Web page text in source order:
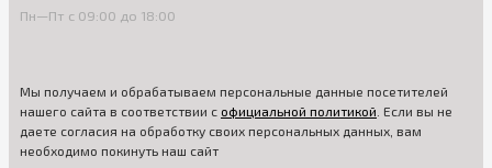
Пн—Пт с 09:00 до 18:00
Мы получаем и обрабатываем персональные данные посетителей
нашего сайта в соответствии с официальной политикой . Если вы не
даете согласия на обработку своих персональных данных, вам
необходимо покинуть наш сайт